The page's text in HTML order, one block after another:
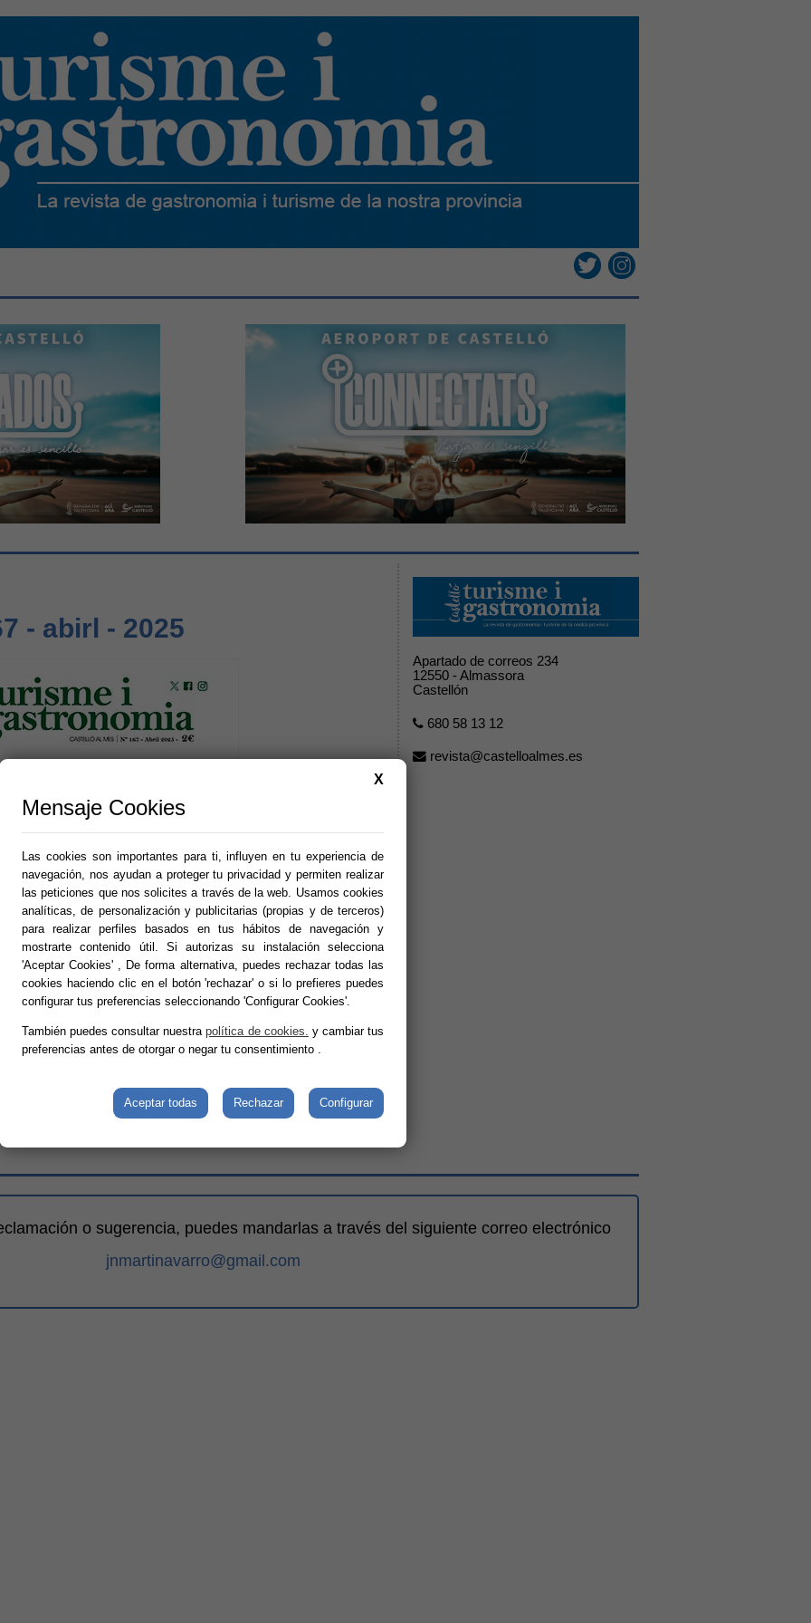
- abirl - 2025
Apartado de correos 234
12550 - Almassora
Castellón
680 58 13 12
revista@castelloalmes.es
o sugerencia, puedes mandarlas a través del siguiente correo electrónico
jnmartinavarro@gmail.com
X
Mensaje Cookies
Las cookies son importantes para ti, influyen en tu experiencia de
navegación, nos ayudan a proteger tu privacidad y permiten realizar
las peticiones que nos solicites a través de la web. Usamos cookies
analíticas, de personalización y publicitarias (propias y de terceros)
para realizar perfiles basados en tus hábitos de navegación y
mostrarte contenido útil. Si autorizas su instalación selecciona
'Aceptar Cookies' , De forma alternativa, puedes rechazar todas las
cookies haciendo clic en el botón 'rechazar' o si lo prefieres puedes
configurar tus preferencias seleccionando 'Configurar Cookies'.
También puedes consultar nuestrapolítica de cookies. y cambiar tus
preferencias antes de otorgar o negar tu consentimiento
Aceptar todas Rechazar Configurar